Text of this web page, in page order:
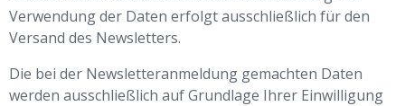
Verwendung der Daten erfolgt ausschließlich für den
Versand des Newsletters.
Die bei der Newsletteranmeldung gemachten Daten
werden ausschließlich auf Grundlage Ihrer Einwilligung